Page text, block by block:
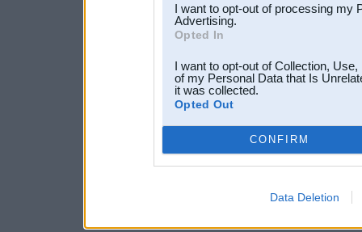
I want to opt-out of processing my
Advertising.
Opted In
I want to opt-out of Collection,
of my Personal Data that Is
it was collected.
Opted Out
CONFIRM
Data Deletion